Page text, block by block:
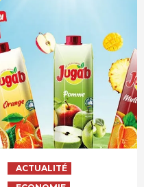
ACTUALITÉ